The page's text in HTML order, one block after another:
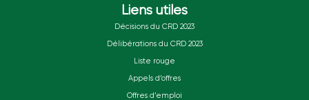
Liens utiles
Décisions du CRD 2023
Délibérations du CRD 2023
Liste rouge
Appels d’offres
Offres d’emploi